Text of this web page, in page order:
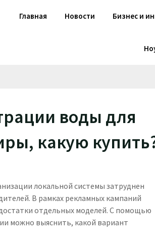
Главная Новости Бизнес и
воды для
какую
локальной системы затруднен
В рамках рекламных кампаний
отдельных моделей. С помощью
можно выяснить, какой вариант